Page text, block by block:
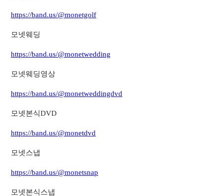
https://band.us/@monetgolf
모넷웨딩
https://band.us/@monetwedding
모넷웨딩영상
https://band.us/@monetweddingdvd
모넷본식DVD
https://band.us/@monetdvd
모넷스냅
https://band.us/@monetsnap
모넷본식스냅